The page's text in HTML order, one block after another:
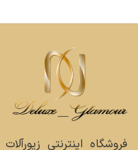
فروشگاه اینترنتی